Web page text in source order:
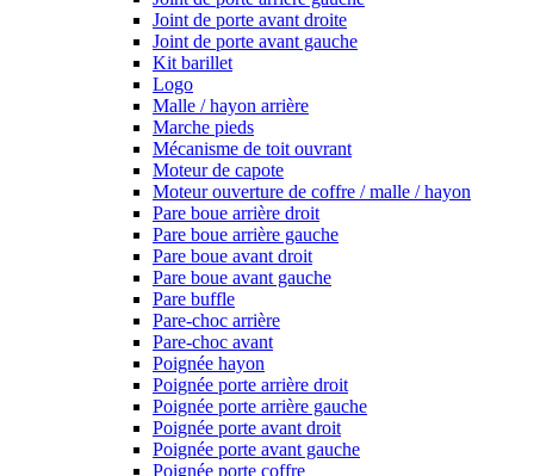
Joint de porte avant droite
Joint de porte avant gauche
Kit barillet
Logo
Malle / hayon arrière
Marche pieds
Mécanisme de toit ouvrant
Moteur de capote
Moteur ouverture de coffre / malle / hayon
Pare boue arrière droit
Pare boue arrière gauche
Pare boue avant droit
Pare boue avant gauche
Pare buffle
Pare-choc arrière
Pare-choc avant
Poignée hayon
Poignée porte arrière droit
Poignée porte arrière gauche
Poignée porte avant droit
Poignée porte avant gauche
Poignée porte coffre